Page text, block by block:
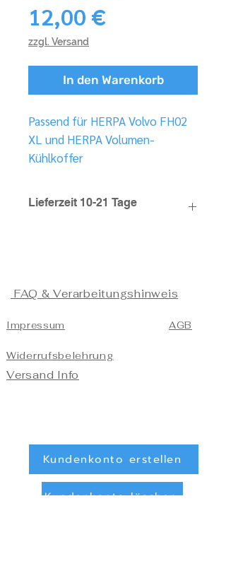
12,00 €Preis
zzgl. Versand
In den Warenkorb
Passend für HERPA Volvo FH02
XL und HERPA Volumen-
Kühlkoffer
Lieferzeit 10-21 Tage
FAQ & Verarbeitungshinweis
Impressum
Widerrufsbelehrung
Versand Info
AGB
Kundenkonto erstellen
Kundenkonto löschen